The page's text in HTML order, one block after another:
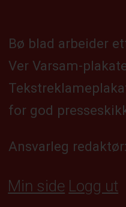
Bø blad arbeider
Ver Varsam-
for god
Ansvarleg
Min side Logg ut